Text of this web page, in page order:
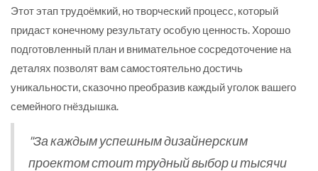
Этот этап трудоёмкий, но творческий процесс, который
придаст конечному результату особую ценность. Хорошо
подготовленный план и внимательное сосредоточение на
деталях позволят вам самостоятельно достичь
уникальности, сказочно преобразив каждый уголок вашего
семейного гнёздышка.
"За каждым успешным дизайнерским
проектом стоит трудный выбор и тысячи